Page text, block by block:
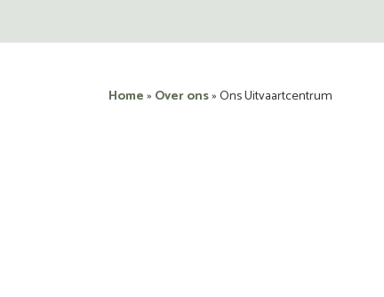
Home» Over ons»Ons Uitvaartcentrum